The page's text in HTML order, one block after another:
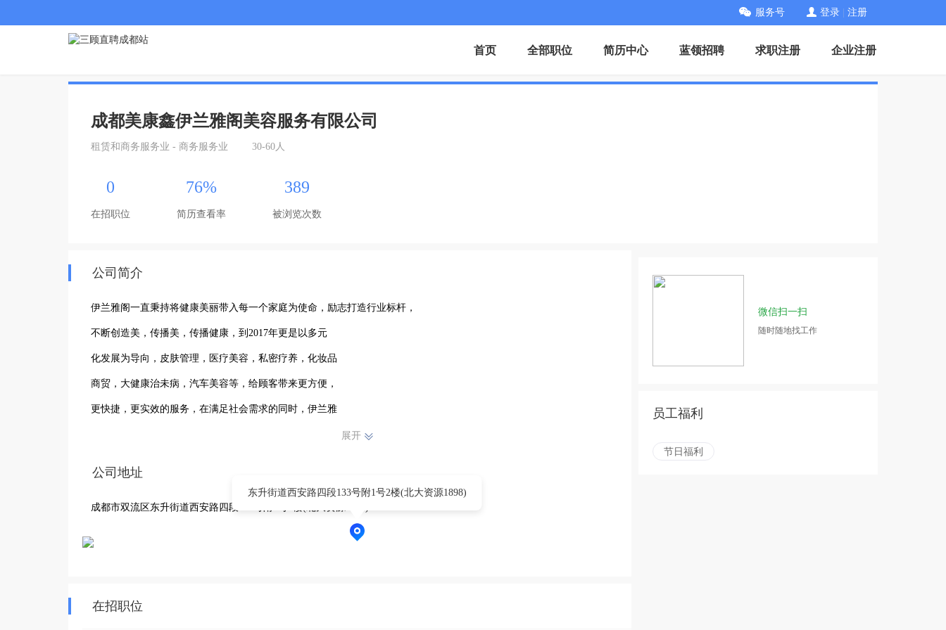
服务号 登录 注册
首页 全部职位 简历中心 蓝领招聘 求职注册 企业注册
成都美康鑫伊兰雅阁美容服务有限公司
租赁和商务服务业 - 商务服务业 30-60人
0
在招职位
76%
简历查看率
389
被浏览次数
公司简介
伊兰雅阁一直秉持将健康美丽带入每一个家庭为使命，励志打造行业标杆，
不断创造美，传播美，传播健康，到2017年更是以多元
化发展为导向，皮肤管理，医疗美容，私密疗养，化妆品
商贸，大健康治未病，汽车美容等，给顾客带来更方便，
更快捷，更实效的服务，在满足社会需求的同时，伊兰雅
一店地址：白河路四段逸阳华庭2号
二店地址：长冶路三段137号附2号
展开
公司地址
成都市双流区东升街道西安路四段133号附1号2楼(北大资源1898)
东升街道西安路四段133号附1号2楼(北大资源1898)
在招职位
微信扫一扫
随时随地找工作
员工福利
节日福利